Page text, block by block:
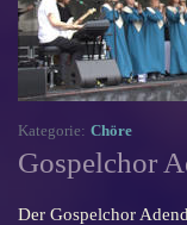
Kategorie: Chöre
Gospelchor
Der Gospelchor